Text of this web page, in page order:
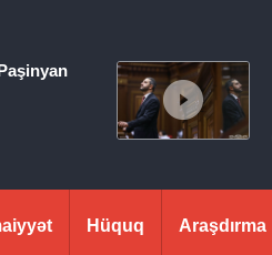
Hüquq Araşdırma